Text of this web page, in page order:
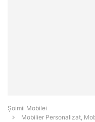
Șoimii Mobilei
Mobilier Personalizat,